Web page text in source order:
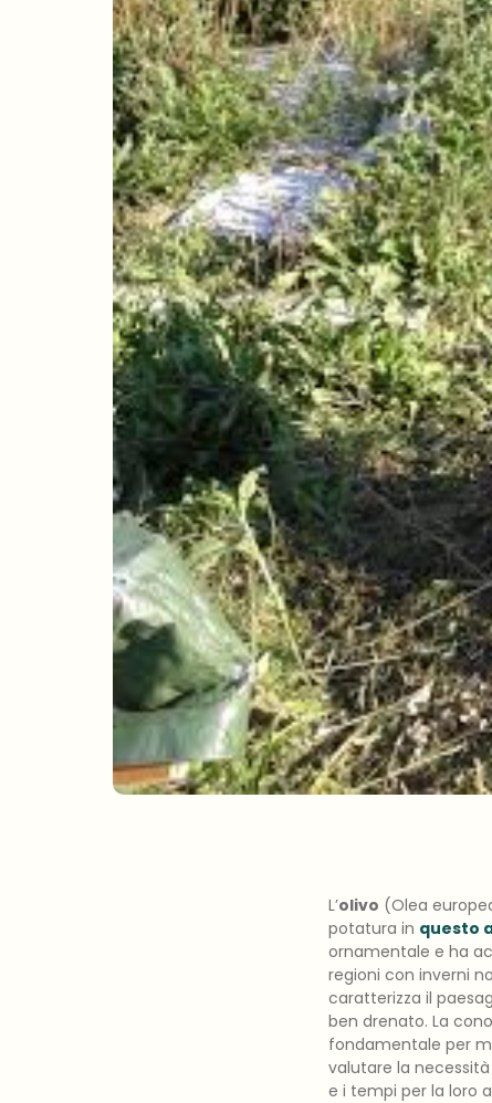
L’olivo (Olea
potatura in questo
ornamentale e ha
regioni con inverni
caratterizza il
ben drenato. La
fondamentale per
valutare la
e i tempi per la loro